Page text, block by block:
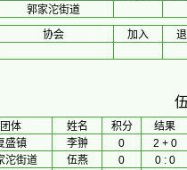
郭家沱街道
协会 加入
团体 姓名 积分
结果
盛镇 李翀 0
2 + 0
沱街道 伍燕 0
0 : 0